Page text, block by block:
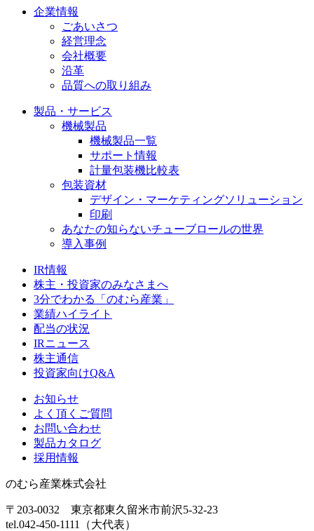
企業情報
ごあいさつ
経営理念
会社概要
沿革
品質への取り組み
製品・サービス
機械製品
機械製品一覧
サポート情報
計量包装機比較表
包装資材
デザイン・マーケティングソリューション
印刷
あなたの知らないチューブロールの世界
導入事例
IR情報
株主・投資家のみなさまへ
3分でわかる「のむら産業」
業績ハイライト
配当の状況
IRニュース
株主通信
投資家向けQ&A
お知らせ
よく頂くご質問
お問い合わせ
製品カタログ
採用情報
のむら産業株式会社
〒203-0032 東京都東久留米市前沢5-32-23
tel.042-450-1111（大代表）